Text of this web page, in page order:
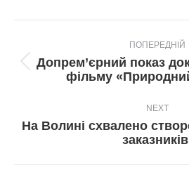
navigation
ПОПЕРЕДНІЙ
пост:
Допрем’єрний показ
фільму
NEXT
Next
post:
На Волині схвалено